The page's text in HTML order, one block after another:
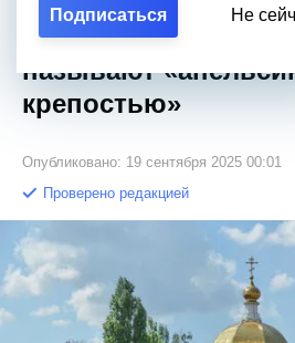
Подписаться Не
Город с душой:
называют
крепостью»
Опубликовано: 19 сентября 2025 00:01
Проверено редакцией